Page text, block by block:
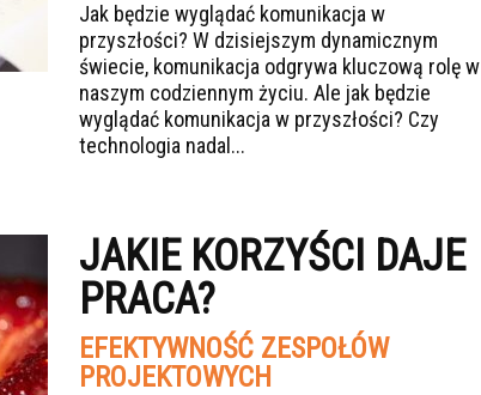
Jak będzie wyglądać komunikacja w
przyszłości? W dzisiejszym dynamicznym
świecie, komunikacja odgrywa kluczową rolę w
naszym codziennym życiu. Ale jak będzie
wyglądać komunikacja w przyszłości? Czy
technologia nadal...
JAKIE KORZYŚCI DAJE
PRACA?
EFEKTYWNOŚĆ ZESPOŁÓW
PROJEKTOWYCH